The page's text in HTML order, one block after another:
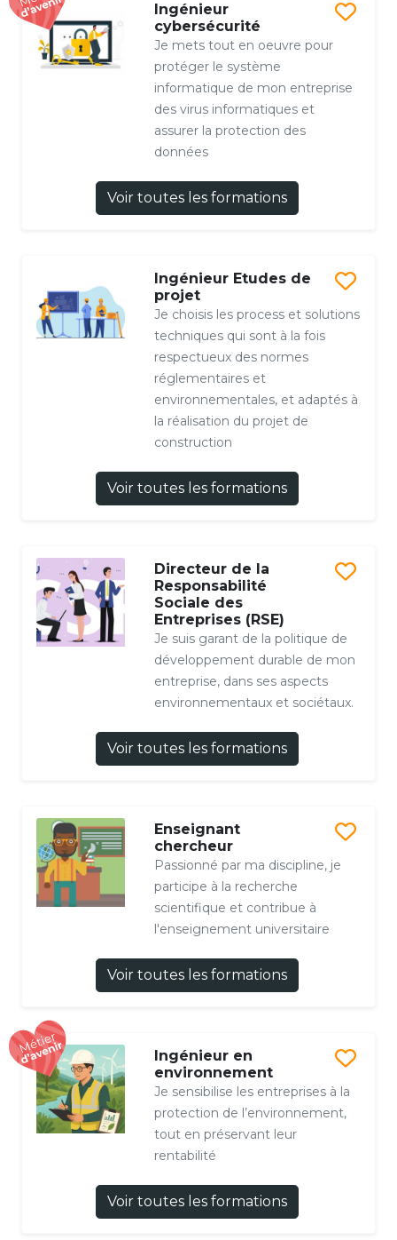
Ingénieur
cybersécurité
Je mets tout en oeuvre pour
protéger le système
informatique de mon entreprise
des virus informatiques et
assurer la protection des
données
Voir toutes les formations
Ingénieur Etudes de
projet
Je choisis les process et solutions
techniques qui sont à la fois
respectueux des normes
réglementaires et
environnementales, et adaptés à
la réalisation du projet de
construction
Voir toutes les formations
Directeur de la
Responsabilité
Sociale des
Entreprises (RSE)
Je suis garant de la politique de
développement durable de mon
entreprise, dans ses aspects
environnementaux et sociétaux.
Voir toutes les formations
Enseignant
chercheur
Passionné par ma discipline, je
participe à la recherche
scientifique et contribue à
l'enseignement universitaire
Voir toutes les formations
Ingénieur en
environnement
Je sensibilise les entreprises à la
protection de l’environnement,
tout en préservant leur
rentabilité
Voir toutes les formations